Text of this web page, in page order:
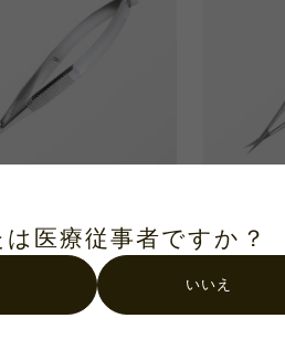
医療従事者ですか？
いいえ
19737
プリング剪刀 曲/鈍
製品番号：G-
マイクロス
105mm